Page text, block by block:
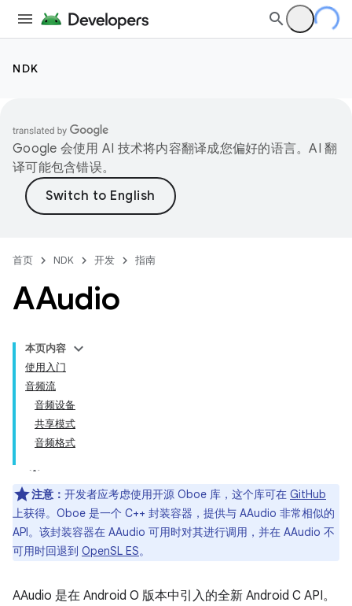
NDK
Google 会使用 AI 技术将内容翻译成您偏好的语言。AI 翻
译可能包含错误。
首页 NDK 开发 指南
AAudio
本页内容
使用入门
音频流
音频设备
共享模式
音频格式
注意： 开发者应考虑使用开源 Oboe 库，这个库可在 GitHub
上获得。Oboe 是一个 C++ 封装容器，提供与 AAudio 非常相似的
API。该封装容器在 AAudio 可用时对其进行调用，并在 AAudio 不
可用时回退到 OpenSL ES。
AAudio 是在 Android O 版本中引入的全新 Android C API。